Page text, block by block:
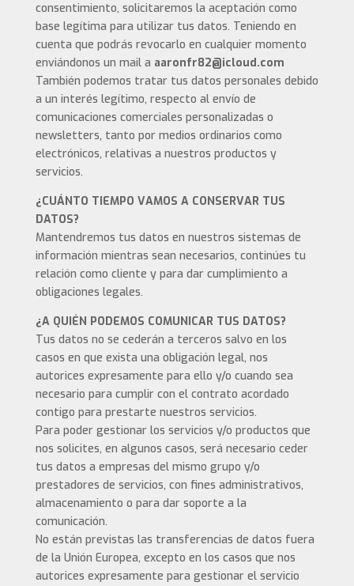
consentimiento, solicitaremos la aceptación como
base legítima para utilizar tus datos. Teniendo en
cuenta que podrás revocarlo en cualquier momento
enviándonos un mail a aaronfr82@icloud.com
También podemos tratar tus datos personales debido
a un interés legítimo, respecto al envío de
comunicaciones comerciales personalizadas o
newsletters, tanto por medios ordinarios como
electrónicos, relativas a nuestros productos y
servicios.
¿CUÁNTO TIEMPO VAMOS A CONSERVAR TUS
DATOS?
Mantendremos tus datos en nuestros sistemas de
información mientras sean necesarios, continúes tu
relación como cliente y para dar cumplimiento a
obligaciones legales.
¿A QUIÉN PODEMOS COMUNICAR TUS DATOS?
Tus datos no se cederán a terceros salvo en los
casos en que exista una obligación legal, nos
autorices expresamente para ello y/o cuando sea
necesario para cumplir con el contrato acordado
contigo para prestarte nuestros servicios.
Para poder gestionar los servicios y/o productos que
nos solicites, en algunos casos, será necesario ceder
tus datos a empresas del mismo grupo y/o
prestadores de servicios, con fines administrativos,
almacenamiento o para dar soporte a la
comunicación.
No están previstas las transferencias de datos fuera
de la Unión Europea, excepto en los casos que nos
autorices expresamente para gestionar el servicio